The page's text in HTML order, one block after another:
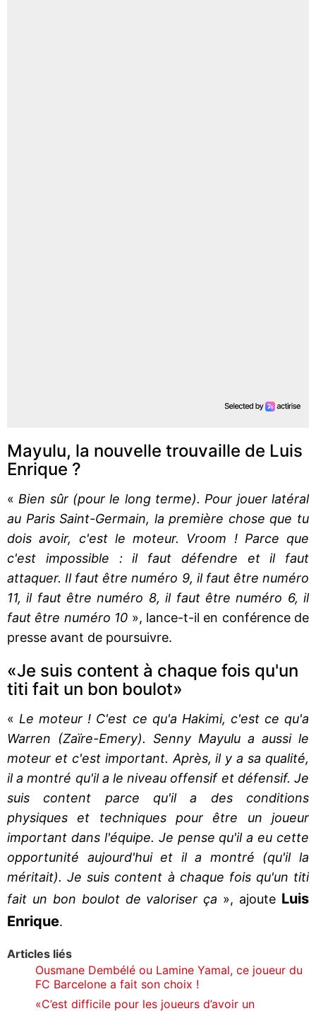
Mayulu, la nouvelle trouvaille de Luis
Enrique ?
« Bien sûr (pour le long terme). Pour jouer latéral
au Paris Saint-Germain, la première chose que tu
dois avoir, c'est le moteur. Vroom ! Parce que
c'est impossible : il faut défendre et il faut
attaquer. Il faut être numéro 9, il faut être numéro
11, il faut être numéro 8, il faut être numéro 6, il
faut être numéro 10 », lance-t-il en conférence de
presse avant de poursuivre.
«Je suis content à chaque fois qu'un
titi fait un bon boulot»
« Le moteur ! C'est ce qu'a Hakimi, c'est ce qu'a
Warren (Zaïre-Emery). Senny Mayulu a aussi le
moteur et c'est important. Après, il y a sa qualité,
il a montré qu'il a le niveau offensif et défensif. Je
suis content parce qu'il a des conditions
physiques et techniques pour être un joueur
important dans l'équipe. Je pense qu'il a eu cette
opportunité aujourd'hui et il a montré (qu'il la
méritait). Je suis content à chaque fois qu'un titi
fait un bon boulot de valoriser ça », ajoute Luis
Enrique.
Articles liés
Ousmane Dembélé ou Lamine Yamal, ce joueur du
FC Barcelone a fait son choix !
«C’est difficile pour les joueurs d’avoir un